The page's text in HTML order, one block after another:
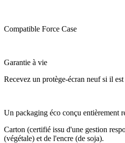
Compatible Force Case
Garantie à vie
Recevez un protège-écran neuf si il
Un packaging éco conçu entièrement
Carton (certifié issu d'une gestion
(végétale) et de l'encre (de soja).